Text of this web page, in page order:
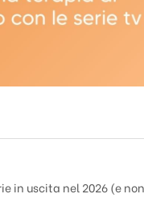
in uscita nel 2026 (e